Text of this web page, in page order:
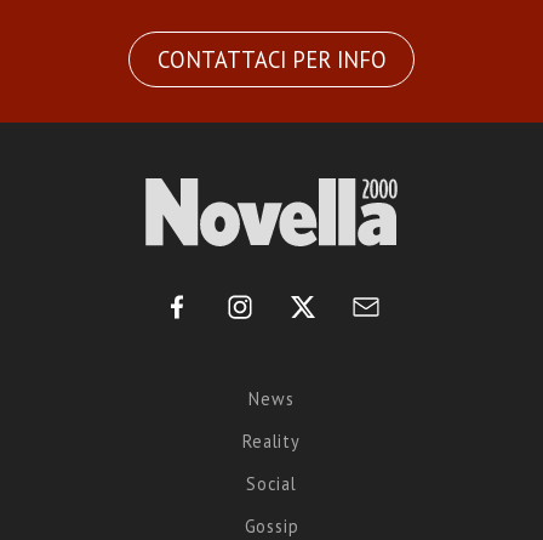
CONTATTACI PER INFO
News
Reality
Social
Gossip